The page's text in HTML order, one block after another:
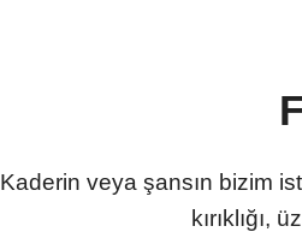
Kaderin veya şansın bizim
kırıklığı,